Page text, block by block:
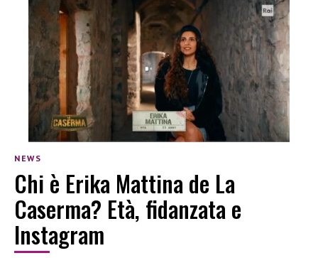
NEWS
Chi è Erika Mattina de La
Caserma? Età, fidanzata e
Instagram